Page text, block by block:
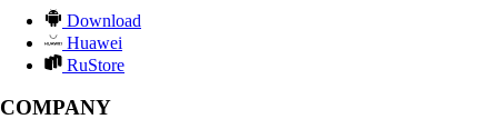
Download
Huawei
RuStore
COMPANY